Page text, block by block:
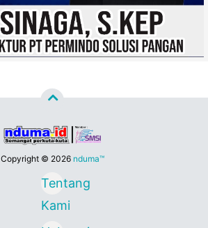
Copyright © 2026 nduma™
Tentang
Kami